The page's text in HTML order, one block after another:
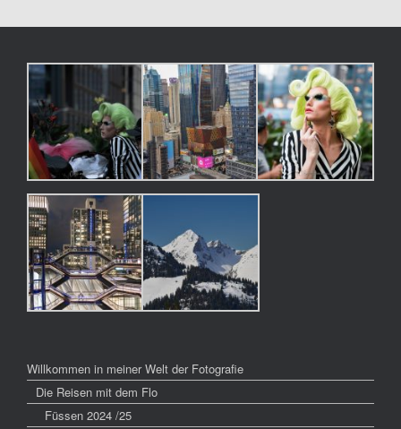
Willkommen in meiner Welt der Fotografie
Die Reisen mit dem Flo
Füssen 2024 /25